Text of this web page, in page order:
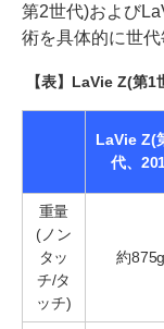
第2世代)および
術を具体的に世代
【表】LaVie Z(第
LaVie Z(
代、
重量
(ノン
タッ
チ/タ
ッチ)
約